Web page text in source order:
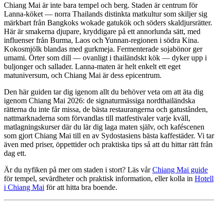
Chiang Mai är inte bara tempel och berg. Staden är centrum för
Lanna-köket — norra Thailands distinkta matkultur som skiljer sig
märkbart från Bangkoks wokade gatukök och söders skaldjursrätter.
Här är smakerna djupare, kryddigare på ett annorlunda sätt, med
influenser från Burma, Laos och Yunnan-regionen i södra Kina.
Kokosmjölk blandas med gurkmeja. Fermenterade sojabönor ger
umami. Örter som dill — ovanligt i thailändskt kök — dyker upp i
buljonger och sallader. Lanna-maten är helt enkelt ett eget
matuniversum, och Chiang Mai är dess epicentrum.
Den här guiden tar dig igenom allt du behöver veta om att äta dig
igenom Chiang Mai 2026: de signaturmässiga nordthailändska
rätterna du inte får missa, de bästa restaurangerna och gatustånden,
nattmarknaderna som förvandlas till matfestivaler varje kväll,
matlagningskurser där du lär dig laga maten själv, och kaféscenen
som gjort Chiang Mai till en av Sydostasiens bästa kaffestäder. Vi tar
även med priser, öppettider och praktiska tips så att du hittar rätt från
dag ett.
Är du nyfiken på mer om staden i stort? Läs vårChiang Mai guide
för tempel, sevärdheter och praktisk information, eller kolla in Hotell
i Chiang Mai för att hitta bra boende.